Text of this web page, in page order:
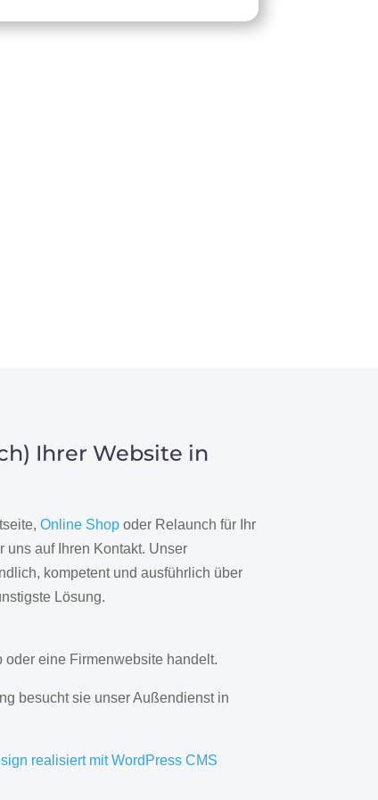
Ihrer Website in
Online Shopoder Relaunch für Ihr
uns auf Ihren Kontakt. Unser
kompetent und ausführlich über
Lösung.
eine Firmenwebsite handelt.
besucht sie unser Außendienst in
realisiert mit WordPress CMS